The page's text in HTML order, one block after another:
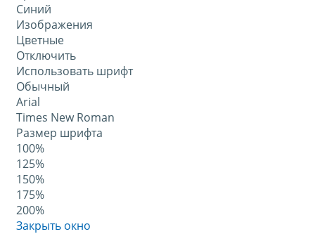
Синий
Изображения
Цветные
Отключить
Использовать шрифт
Обычный
Arial
Times New Roman
Размер шрифта
100%
125%
150%
175%
200%
Закрыть окно